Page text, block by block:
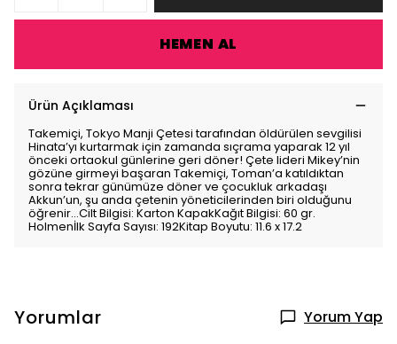
HEMEN AL
Ürün Açıklaması
Takemiçi, Tokyo Manji Çetesi tarafından öldürülen sevgilisi
Hinata’yı kurtarmak için zamanda sıçrama yaparak 12 yıl
önceki ortaokul günlerine geri döner! Çete lideri Mikey’nin
gözüne girmeyi başaran Takemiçi, Toman’a katıldıktan
sonra tekrar günümüze döner ve çocukluk arkadaşı
Akkun’un, şu anda çetenin yöneticilerinden biri olduğunu
öğrenir...Cilt Bilgisi: Karton KapakKağıt Bilgisi: 60 gr.
Holmenİlk Sayfa Sayısı: 192Kitap Boyutu: 11.6 x 17.2
Yorumlar Yorum Yap